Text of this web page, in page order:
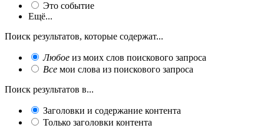
Это событие
Ещё...
Поиск результатов, которые содержат...
Любое из моих слов поискового запроса
Все мои слова из поискового запроса
Поиск результатов в...
Заголовки и содержание контента
Только заголовки контента